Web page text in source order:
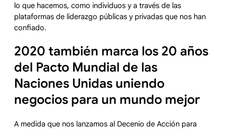
lo que hacemos, como individuos y a través de las
plataformas de liderazgo públicas y privadas que nos han
confiado.
2020 también marca los 20 años
del Pacto Mundial de las
Naciones Unidas uniendo
negocios para un mundo mejor
A medida que nos lanzamos al Decenio de Acción para